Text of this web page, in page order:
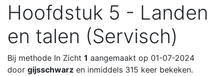
Hoofdstuk 5 - Landen
en talen (Servisch)
Bij methode In Zicht 1 aangemaakt op 01-07-2024
door gijsschwarz en inmiddels 315 keer bekeken.